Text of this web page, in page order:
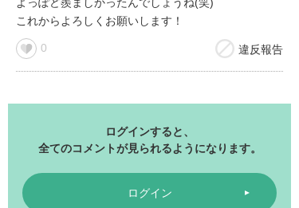
よっぽど羨ましかったんでしょうね(笑)
これからよろしくお願いします！
0 違反報告
ログインすると、
全てのコメントが見られるようになります。
ログイン